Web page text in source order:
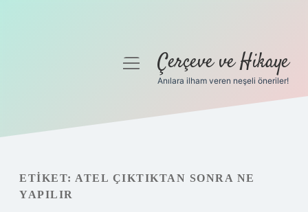
Gizlilik Politikası
Hakkımızda
menüyüÇerçeve ve Hikaye
Anılara ilham veren neşeli öneriler!
ETIKET: ATEL ÇIKTIKTAN SONRA NE
YAPILIR